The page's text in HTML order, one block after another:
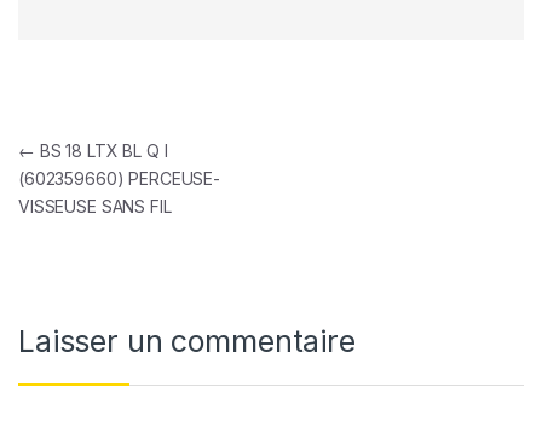
Navigation de l’article
← BS 18 LTX BL Q I
(602359660) PERCEUSE-
VISSEUSE SANS FIL
Laisser un commentaire